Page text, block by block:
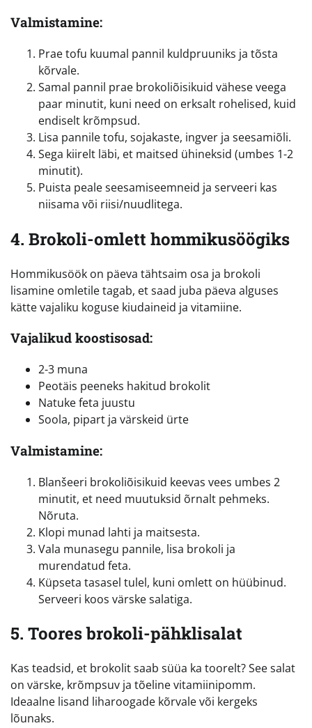
Valmistamine:
Prae tofu kuumal pannil kuldpruuniks ja tõsta
kõrvale.
Samal pannil prae brokoliõisikuid vähese veega
paar minutit, kuni need on erksalt rohelised, kuid
endiselt krõmpsud.
Lisa pannile tofu, sojakaste, ingver ja seesamiõli.
Sega kiirelt läbi, et maitsed ühineksid (umbes 1-2
minutit).
Puista peale seesamiseemneid ja serveeri kas
niisama või riisi/nuudlitega.
4. Brokoli-omlett hommikusöögiks
Hommikusöök on päeva tähtsaim osa ja brokoli
lisamine omletile tagab, et saad juba päeva alguses
kätte vajaliku koguse kiudaineid ja vitamiine.
Vajalikud koostisosad:
2-3 muna
Peotäis peeneks hakitud brokolit
Natuke feta juustu
Soola, pipart ja värskeid ürte
Valmistamine:
Blanšeeri brokoliõisikuid keevas vees umbes 2
minutit, et need muutuksid õrnalt pehmeks.
Nõruta.
Klopi munad lahti ja maitsesta.
Vala munasegu pannile, lisa brokoli ja
murendatud feta.
Küpseta tasasel tulel, kuni omlett on hüübinud.
Serveeri koos värske salatiga.
5. Toores brokoli-pähklisalat
Kas teadsid, et brokolit saab süüa ka toorelt? See salat
on värske, krõmpsuv ja tõeline vitamiinipomm.
Ideaalne lisand liharoogade kõrvale või kergeks
lõunaks.